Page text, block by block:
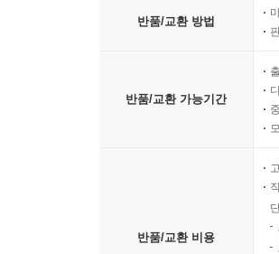
반품/교환 방법
반품/교환 가능기간
반품/교환 비용